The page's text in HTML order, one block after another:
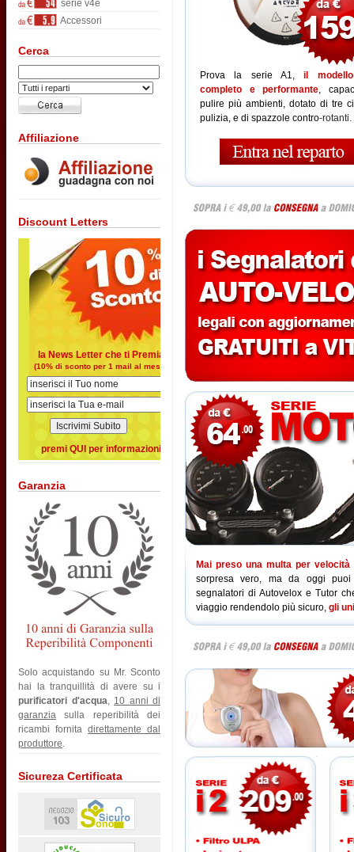
serie v4e
Accessori
Cerca
Affiliazione
Discount Letters
la News Letter che ti Premia
(10% di sconto per 1 mail al mese)
premi QUI per informazioni
Garanzia
Solo acquistando su Mr. Sconto
hai la tranquillità di avere su i
purificatori d'acqua, 10 anni di
garanzia sulla reperibilità dei
ricambi fornita direttamente dal
produttore.
Sicureza Certificata
Prova la serie A1,il
completo e performante,
pulire più ambienti, dotato di tre
pulizia, e di spazzole contro-rotanti.
Mai preso una multa per
sorpresa vero, ma da oggi
segnalatori di Autovelox e Tutor
viaggio rendendolo più sicuro, gli